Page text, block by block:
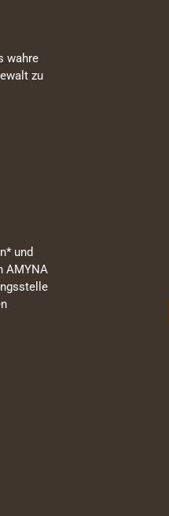
wahre
zu
und
AMYNA